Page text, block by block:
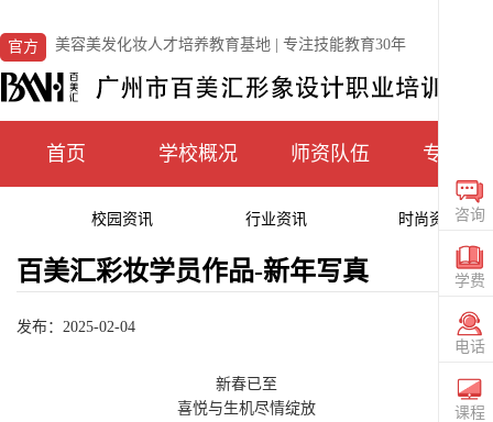
咨询
在线
学费
咨询
电话
020-
课程
官方 美容美发化妆人才培养教育基地 | 专注技能教育30年
首页 学校概况 师资队伍 专业课
校园资讯 行业资讯 时尚资讯
百美汇彩妆学员作品-新年写真
发布：2025-02-04
新春已至
喜悦与生机尽情绽放